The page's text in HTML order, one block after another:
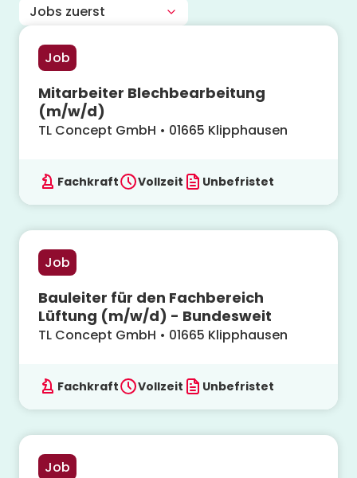
Job
Mitarbeiter Blechbearbeitung
(m/w/d)
TL Concept GmbH • 01665 Klipphausen
Fachkraft Vollzeit Unbefristet
Job
Bauleiter für den Fachbereich
Lüftung (m/w/d) - Bundesweit
TL Concept GmbH • 01665 Klipphausen
Fachkraft Vollzeit Unbefristet
Job